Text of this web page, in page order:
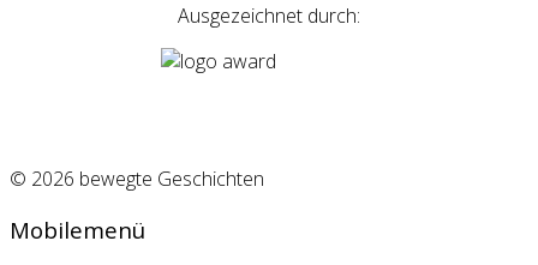
Ausgezeichnet durch:
© 2026 bewegte Geschichten
Mobilemenü